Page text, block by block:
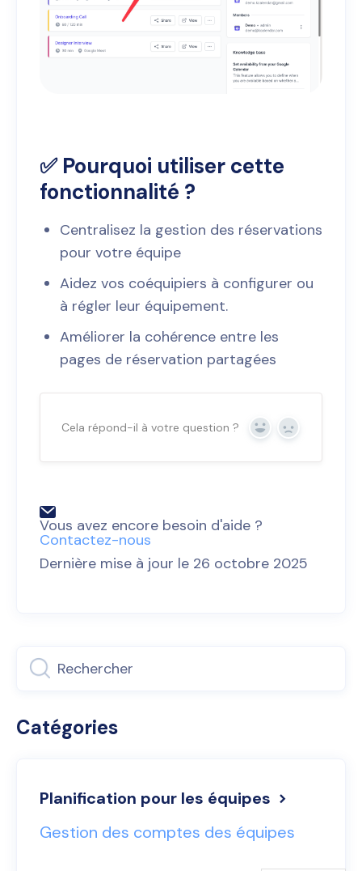
✅ Pourquoi utiliser cette
fonctionnalité ?
Centralisez la gestion des réservations
pour votre équipe
Aidez vos coéquipiers à configurer ou
à régler leur équipement.
Améliorer la cohérence entre les
pages de réservation partagées
Cela répond-il à votre question ? Oui Non
Vous avez encore besoin d'aide ?
Contactez-nous
Dernière mise à jour le 26 octobre 2025
Catégories
Planification pour les équipes
Gestion des comptes des équipes